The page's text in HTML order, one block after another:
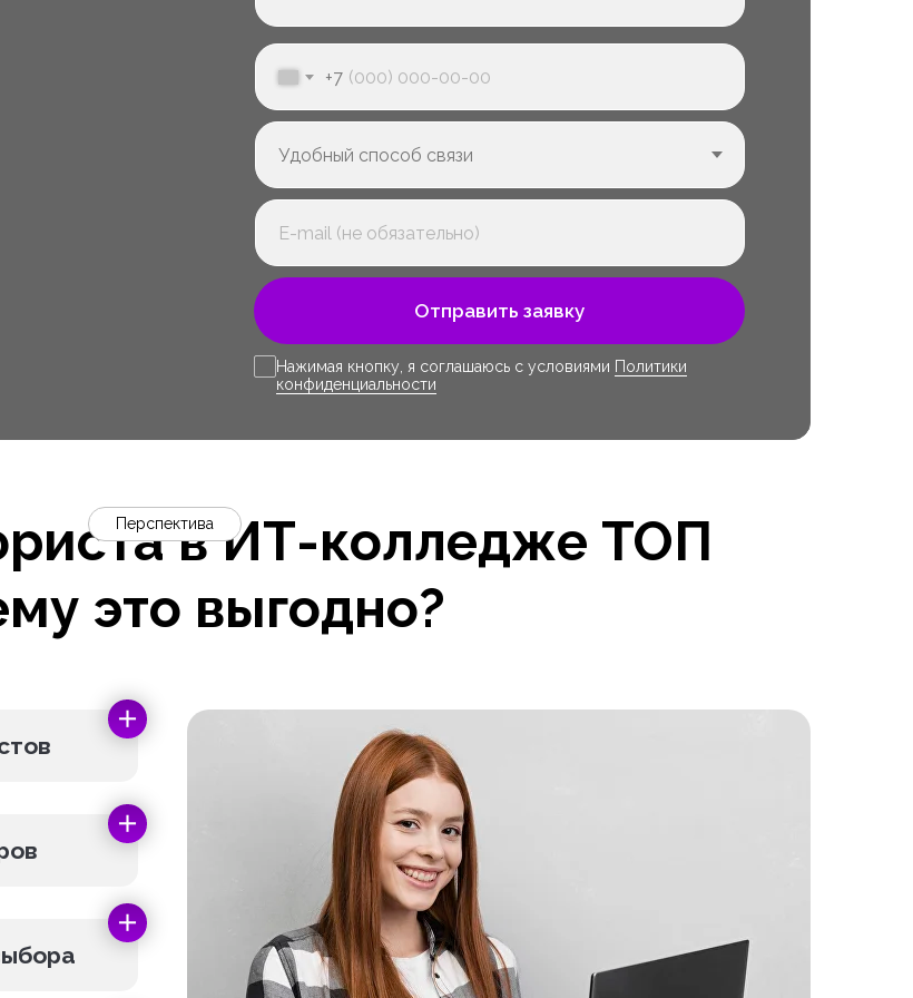
+7
Отправить заявку
Нажимая кнопку, я соглашаюсь с условиями Политики
конфиденциальности
в ИТ-колледже ТОП
это выгодно?
Перспектива